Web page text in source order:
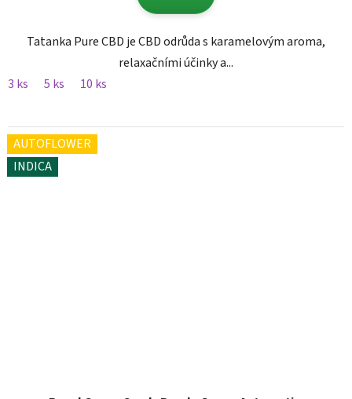
Tatanka Pure CBD je CBD odrůda s karamelovým aroma,
relaxačními účinky a...
3 ks
5 ks 10 ks
AUTOFLOWER
INDICA